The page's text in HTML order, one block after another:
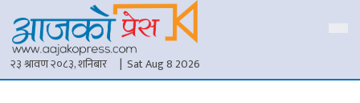
२३ श्रावण २०८३, शनिबार | Sat Aug 8 2026